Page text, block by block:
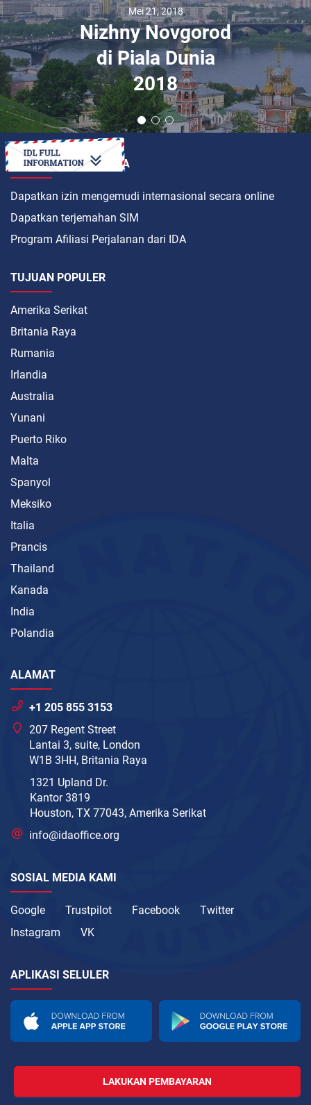
Mei 21, 2018
Nizhny Novgorod
di Piala Dunia
2018
BAGAIMANA CARANYA
Dapatkan izin mengemudi internasional secara online
Dapatkan terjemahan SIM
Program Afiliasi Perjalanan dari IDA
TUJUAN POPULER
Amerika Serikat
Britania Raya
Rumania
Irlandia
Australia
Yunani
Puerto Riko
Malta
Spanyol
Meksiko
Italia
Prancis
Thailand
Kanada
India
Polandia
ALAMAT
+1 205 855 3153
207 Regent Street
Lantai 3, suite, London
W1B 3HH, Britania Raya
1321 Upland Dr.
Kantor 3819
Houston, TX 77043, Amerika Serikat
info@idaoffice.org
SOSIAL MEDIA KAMI
Google Trustpilot Facebook
Twitter
Instagram
VK
APLIKASI SELULER
LAKUKAN PEMBAYARAN